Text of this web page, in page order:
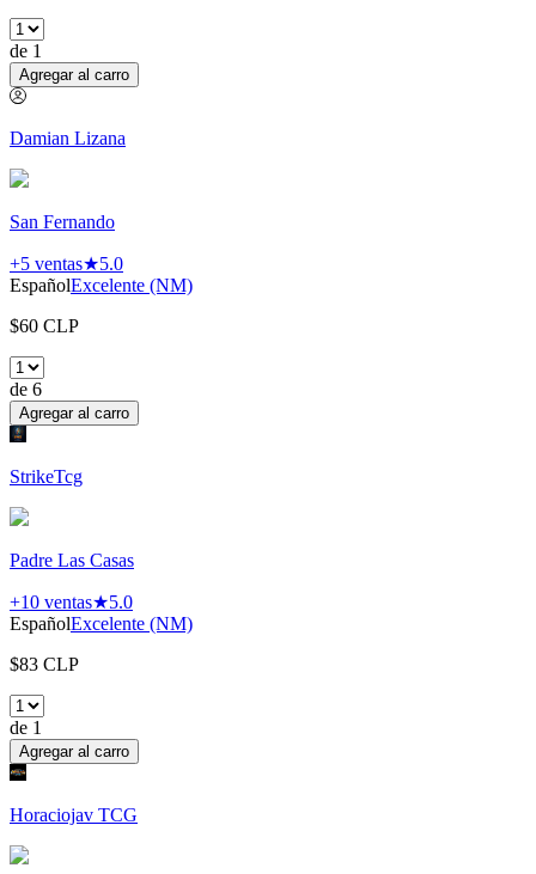
de 1
Agregar al carro
Damian Lizana
San Fernando
+5 ventas★5.0
EspañolExcelente (NM)
$60 CLP
de 6
Agregar al carro
StrikeTcg
Padre Las Casas
+10 ventas★5.0
EspañolExcelente (NM)
$83 CLP
de 1
Agregar al carro
Horaciojav TCG